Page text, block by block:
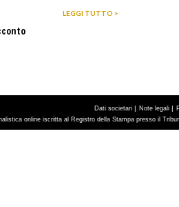
LEGGI TUTTO >
Dati societari Note legali
online iscritta al Registro della Stampa presso il